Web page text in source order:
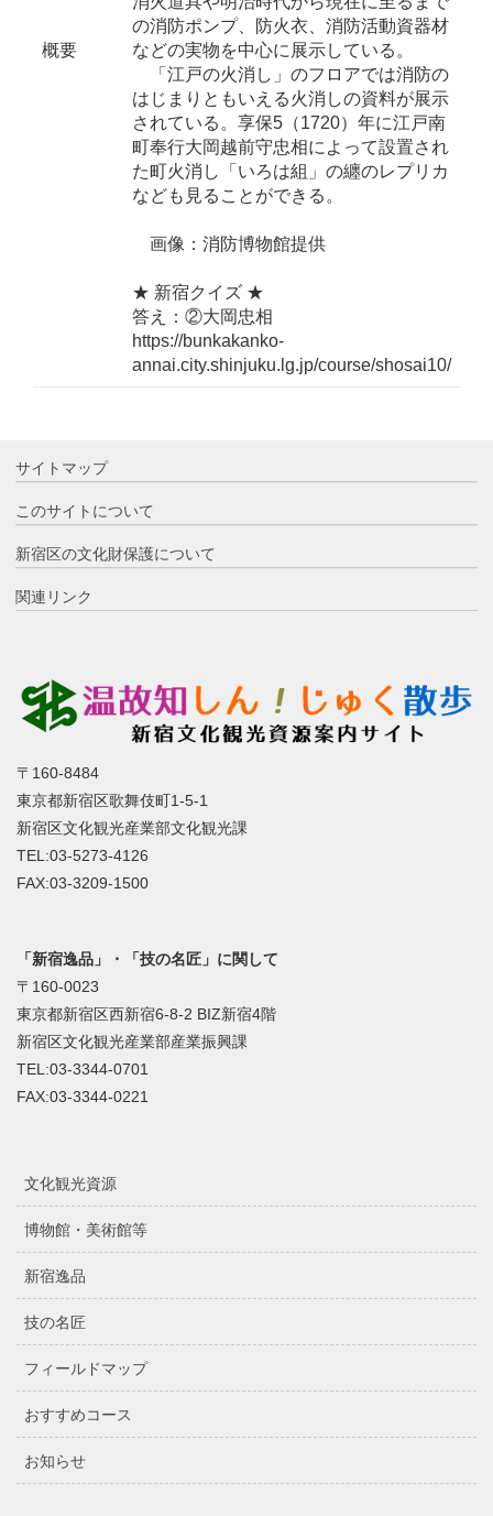
概要
の消防ポンプ、防火衣、消防活動資器材
などの実物を中心に展示している。
「江戸の火消し」のフロアでは消防の
はじまりともいえる火消しの資料が展示
されている。享保5（1720）年に江戸南
町奉行大岡越前守忠相によって設置され
た町火消し「いろは組」の纏のレプリカ
なども見ることができる。
画像：消防博物館提供
★ 新宿クイズ ★
答え：②大岡忠相
https://bunkakanko-
annai.city.shinjuku.lg.jp/course/shosai10/
サイトマップ
このサイトについて
新宿区の文化財保護について
関連リンク
〒160-8484
東京都新宿区歌舞伎町1-5-1
新宿区文化観光産業部文化観光課
TEL:03-5273-4126
FAX:03-3209-1500
「新宿逸品」・「技の名匠」に関して
〒160-0023
東京都新宿区西新宿6-8-2 BIZ新宿4階
新宿区文化観光産業部産業振興課
TEL:03-3344-0701
FAX:03-3344-0221
文化観光資源
博物館・美術館等
新宿逸品
技の名匠
フィールドマップ
おすすめコース
お知らせ